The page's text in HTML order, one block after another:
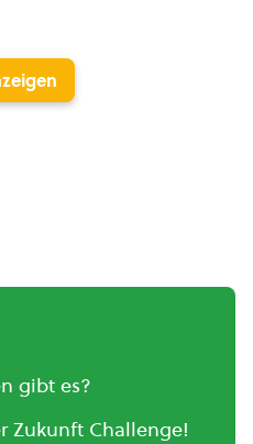
gibt es?
Zukunft Challenge!